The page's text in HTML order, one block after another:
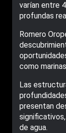
varían entre
profundas
Romero
como
Las
presentan
de agua.